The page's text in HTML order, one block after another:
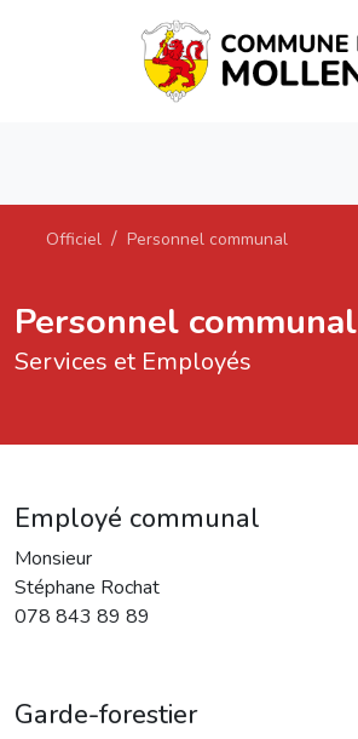
Officiel Personnel communal
Personnel communal
Services et Employés
Employé communal
Monsieur
Stéphane Rochat
078 843 89 89
Garde-forestier